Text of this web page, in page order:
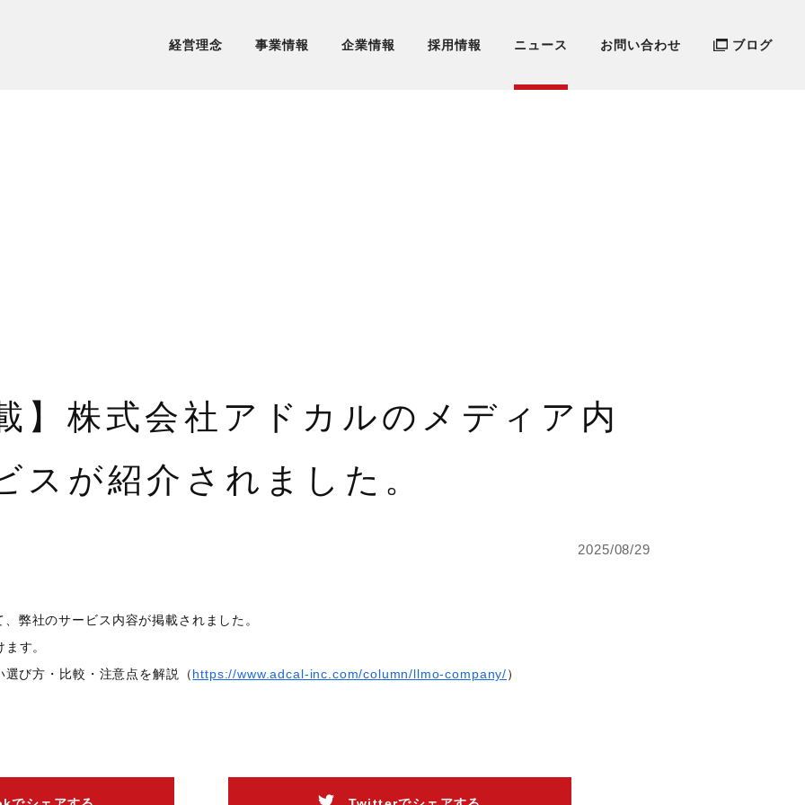
経営理念 事業情報 企業情報 採用情報 ニュース お問い合わせ ブログ
】株式会社アドカルのメディア内
スが紹介されました。
2025/08/29
弊社のサービス内容が掲載されました。
す。
び方・比較・注意点を解説（https://www.adcal-inc.com/column/llmo-company/）